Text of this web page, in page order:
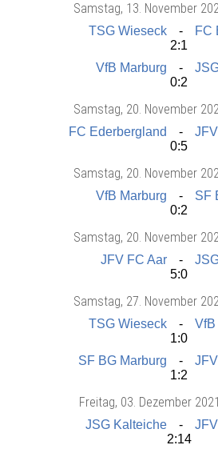
Samstag, 13. November
TSG Wieseck
FC
2:1
VfB Marburg
0:2
Samstag, 20. November
FC Ederbergland
JFV
0:5
Samstag, 20. November
VfB Marburg
SF
0:2
Samstag, 20. November
JFV FC Aar
5:0
Samstag, 27. November
TSG Wieseck
VfB
1:0
SF BG Marburg
1:2
Freitag, 03. Dezember
JSG Kalteiche
JFV
2:14